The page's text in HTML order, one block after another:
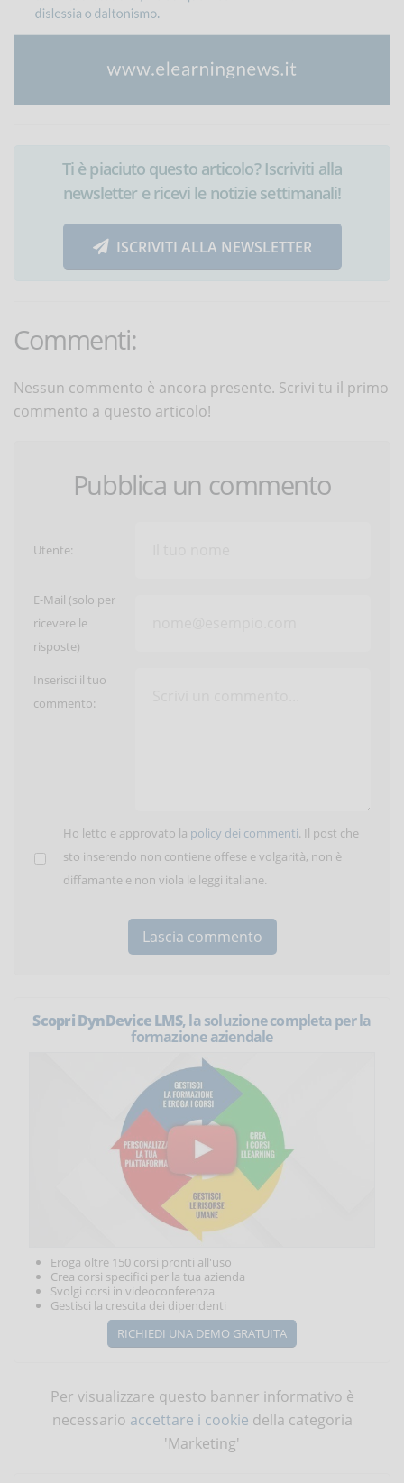
Ti è piaciuto questo articolo? Iscriviti alla
newsletter e ricevi le notizie settimanali!
ISCRIVITI ALLA NEWSLETTER
Commenti:
Nessun commento è ancora presente. Scrivi tu il primo
commento a questo articolo!
Pubblica un commento
Utente:
E-Mail (solo per
ricevere le
risposte)
Inserisci il tuo
commento:
Ho letto e approvato la policy dei commenti. Il post che
sto inserendo non contiene offese e volgarità, non è
diffamante e non viola le leggi italiane.
Scopri DynDevice LMS, la soluzione completa per la
formazione aziendale
Eroga oltre 150 corsi pronti all'uso
Crea corsi specifici per la tua azienda
Svolgi corsi in videoconferenza
Gestisci la crescita dei dipendenti
RICHIEDI UNA DEMO GRATUITA
Per visualizzare questo banner informativo è
necessario accettare i cookie della categoria
'Marketing'